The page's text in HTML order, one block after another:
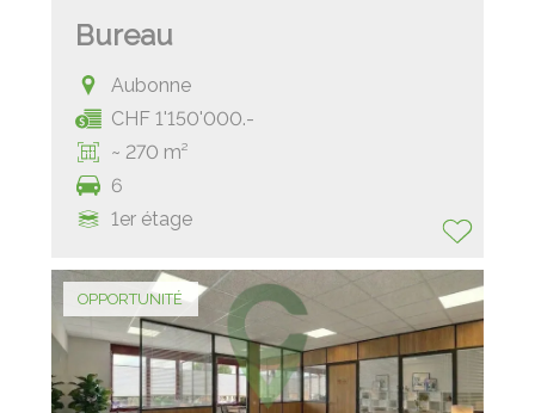
Bureau
Aubonne
CHF 1'150'000.-
~ 270 m²
6
1er étage
OPPORTUNITÉ